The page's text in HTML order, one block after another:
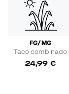
FG/MG
Taco combinado
24,99 €